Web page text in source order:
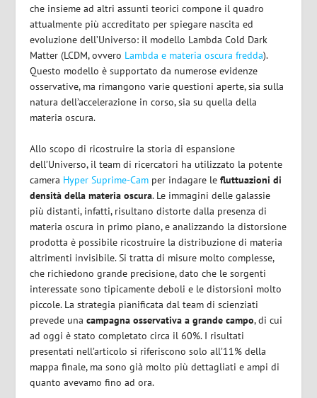
che insieme ad altri assunti teorici compone il quadro
attualmente più accreditato per spiegare nascita ed
evoluzione dell’Universo: il modello Lambda Cold Dark
Matter (LCDM, ovvero Lambda e materia oscura fredda).
Questo modello è supportato da numerose evidenze
osservative, ma rimangono varie questioni aperte, sia sulla
natura dell’accelerazione in corso, sia su quella della
materia oscura.
Allo scopo di ricostruire la storia di espansione
dell’Universo, il team di ricercatori ha utilizzato la potente
camera Hyper Suprime-Cam per indagare lefluttuazioni di
densità della materia oscura. Le immagini delle galassie
più distanti, infatti, risultano distorte dalla presenza di
materia oscura in primo piano, e analizzando la distorsione
prodotta è possibile ricostruire la distribuzione di materia
altrimenti invisibile. Si tratta di misure molto complesse,
che richiedono grande precisione, dato che le sorgenti
interessate sono tipicamente deboli e le distorsioni molto
piccole. La strategia pianificata dal team di scienziati
prevede unacampagna osservativa a grande campo, di cui
ad oggi è stato completato circa il 60%. I risultati
presentati nell’articolo si riferiscono solo all’11% della
mappa finale, ma sono già molto più dettagliati e ampi di
quanto avevamo fino ad ora.